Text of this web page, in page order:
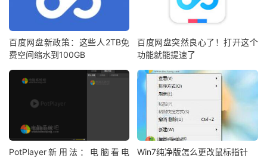
百度网盘新政策：这些人2TB免
费空间缩水到100GB
百度网盘突然良心了！打开这个
功能就能提速了
PotPlayer新用法：电脑看电
Win7纯净版怎么更改鼠标指针